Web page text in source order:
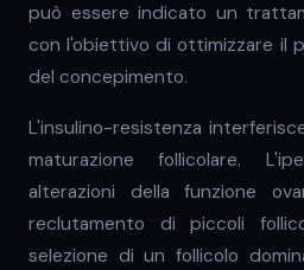
può essere indicato un
con l'obiettivo di ottimizzare il
del concepimento.
L'insulino-resistenza
maturazione follicolare.
alterazioni della funzione
reclutamento di piccoli
selezione di un follicolo